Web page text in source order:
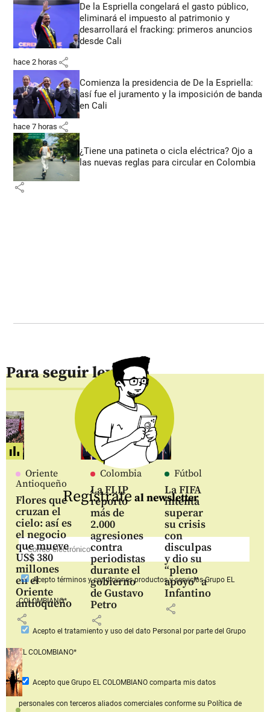
De la Espriella congelará el gasto público,
eliminará el impuesto al patrimonio y
desarrollará el fracking: primeros anuncios
desde Cali
hace 2 horas share
Comienza la presidencia de De la Espriella:
así fue el juramento y la imposición de banda
en Cali
hace 7 horas share
¿Tiene una patineta o cicla eléctrica? Ojo a
las nuevas reglas para circular en Colombia
share
Para seguir leyendo
Oriente
Antioqueño
Flores que
cruzan el
cielo: así es
el negocio
que mueve
US$ 380
millones
en el
Oriente
antioqueño
share
Colombia
La FLIP
reportó
más de
2.000
agresiones
contra
periodistas
durante el
gobierno
de Gustavo
Petro
share
Fútbol
La FIFA
intenta
superar
su crisis
con
disculpas
y dio su
“pleno
apoyo” a
Infantino
share
Regístrate al newsletter
Aceptotérminos y condiciones productos y serviciosGrupo EL
COLOMBIANO*
Acepto el tratamiento y uso del dato Personal por parte del Grupo
EL COLOMBIANO*
Acepto que Grupo EL COLOMBIANOcomparta mis datos
personales con terceros aliados comerciales conforme su Política de